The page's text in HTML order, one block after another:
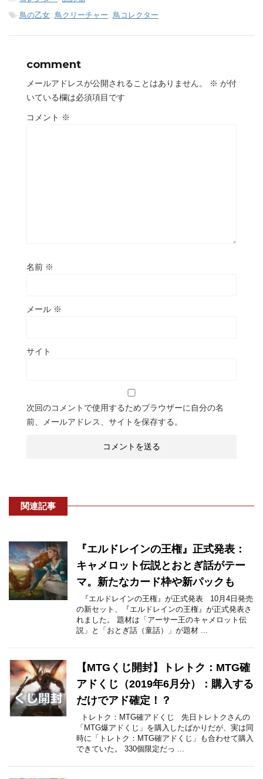
-鳥の乙女 鳥クリーチャー 鳥コレクター
comment
メールアドレスが公開されることはありません。 ※ が付
いている欄は必須項目です
コメント ※
名前 ※
メール ※
サイト
次回のコメントで使用するためブラウザーに自分の名
前、メールアドレス、サイトを保存する。
関連記事
『エルドレインの王権』正式発表：
キャメロット伝説とおとぎ話がテー
マ。新たなカード枠や新パックも
『エルドレインの王権』が正式発表 10月4日発売
の新セット、『エルドレインの王権』が正式発表さ
れました。 題材は「アーサー王のキャメロット伝
説」と「おとぎ話（童話）」が題材 ...
【MTGくじ開封】トレトク：MTG確
アドくじ（2019年6月分）：購入する
だけでアド確定！？
トレトク：MTG確アドくじ 先日トレトクさんの
「MTG爆アドくじ」を購入したばかりだが、実は同
時に「トレトク：MTG確アドくじ」も合わせて購入
できていた。 330個限定だっ ...